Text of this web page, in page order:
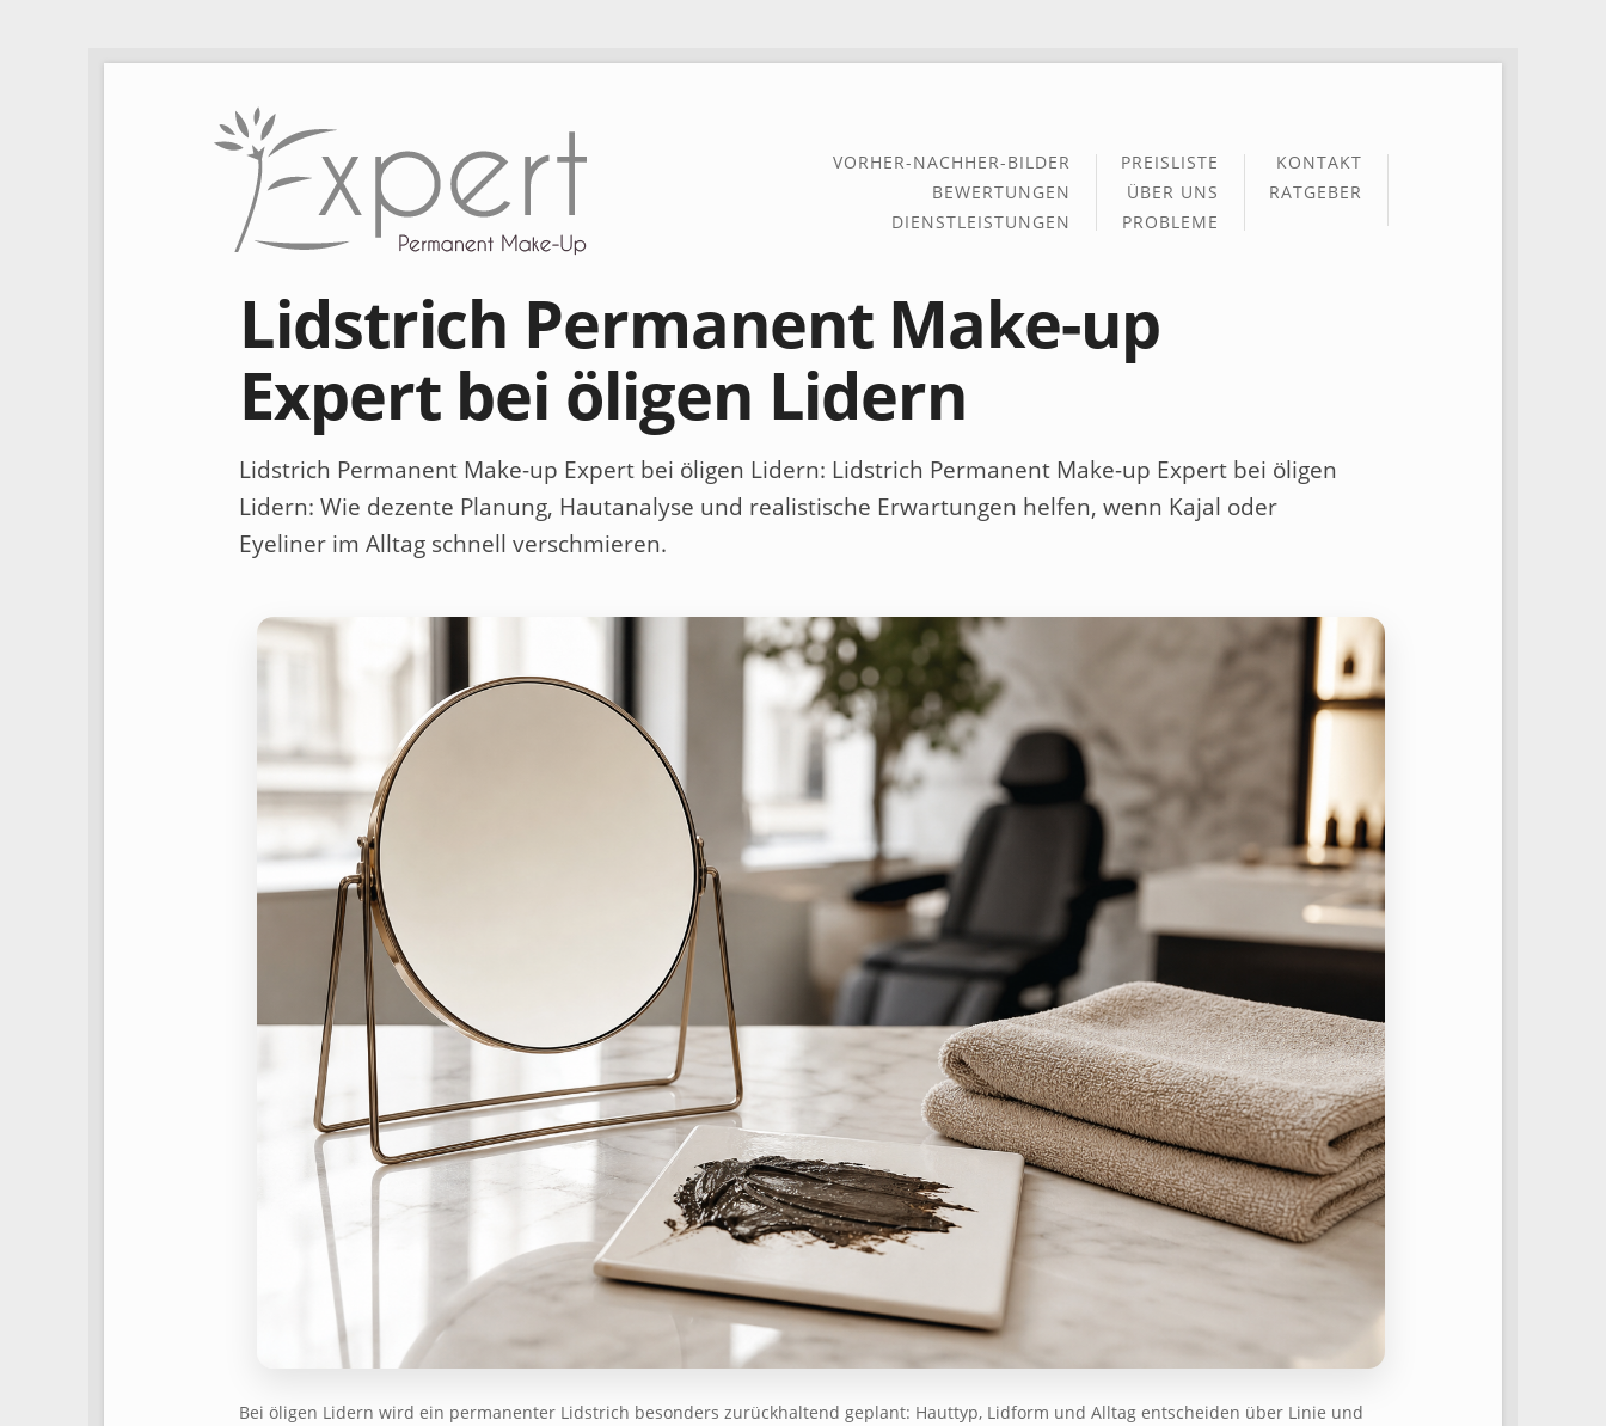
VORHER-NACHHER-BILDER
BEWERTUNGEN
DIENSTLEISTUNGEN
PREISLISTE
ÜBER UNS
PROBLEME
KONTAKT
RATGEBER
Lidstrich Permanent Make-up
Expert bei öligen Lidern
Lidstrich Permanent Make-up Expert bei öligen Lidern: Lidstrich Permanent Make-up Expert bei öligen
Lidern: Wie dezente Planung, Hautanalyse und realistische Erwartungen helfen, wenn Kajal oder
Eyeliner im Alltag schnell verschmieren.
Bei öligen Lidern wird ein permanenter Lidstrich besonders zurückhaltend geplant: Hauttyp, Lidform und Alltag entscheiden über Linie und